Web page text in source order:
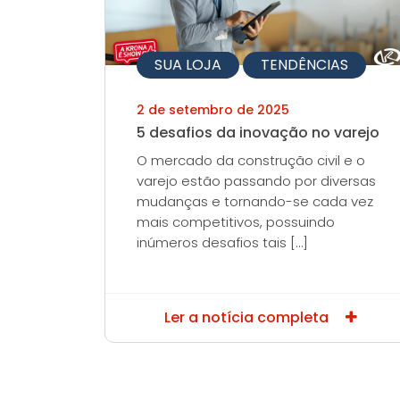
SUA LOJA TENDÊNCIAS
2 de setembro de 2025
5 desafios da inovação no varejo
O mercado da construção civil e o
varejo estão passando por diversas
mudanças e tornando-se cada vez
mais competitivos, possuindo
inúmeros desafios tais […]
Ler a notícia completa